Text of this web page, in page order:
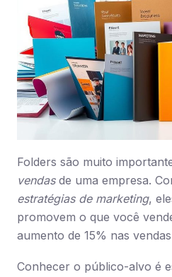
Folders são muito
vendasde uma empresa.
estratégias de marketing,
promovem o que você
aumento de 15% nas
Conhecer o público-alvo é